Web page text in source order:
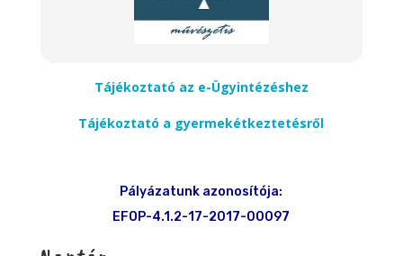
Tájékoztató az e-Ügyintézéshez
Tájékoztató a gyermekétkeztetésről
Pályázatunk azonosítója:
EFOP-4.1.2-17-2017-00097